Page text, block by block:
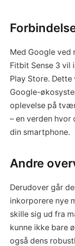
Med Google ved
Fitbit Sense 3 vil
Play Store.
Google-
oplevelse på
– en verden hvor
din smartphone.
Andre
Derudover går
inkorporere nye
skille sig ud fra
kunne ikke bare
også dens